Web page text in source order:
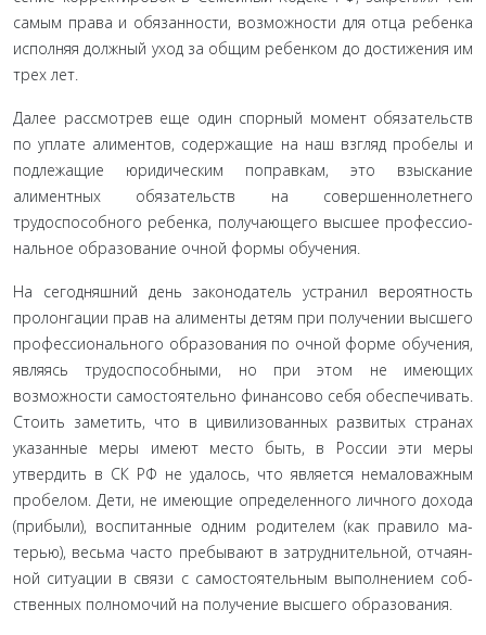
самым права и обязанности, возможности для отца ребенка
исполняя должный уход за общим ребенком до достижения им
трех лет.
Далее рассмотрев еще один спорный момент обяза­тельств
по уплате алиментов, содержащие на наш взгляд пробелы и
подлежащие юридическим поправкам, это взы­скание
алиментных обязательств на совершеннолетнего
трудоспособного ребенка, получающего высшее профессио­
нальное образование очной формы обучения.
На сегодняшний день законодатель устранил вероят­ность
пролонгации прав на алименты детям при получении высшего
профессионального образования по очной форме обучения,
являясь трудоспособными, но при этом не имею­щих
возможности самостоятельно финансово себя обеспечи­вать.
Стоить заметить, что в цивилизованных развитых стра­нах
указанные меры имеют место быть, в России эти меры
утвердить в СК РФ не удалось, что является немаловажным
пробелом. Дети, не имеющие определенного личного дохода
(прибыли), воспитанные одним родителем (как правило ма­
терью), весьма часто пребывают в затруднительной, отчаян­
ной ситуации в связи с самостоятельным выполнением соб­
ственных полномочий на получение высшего образования.